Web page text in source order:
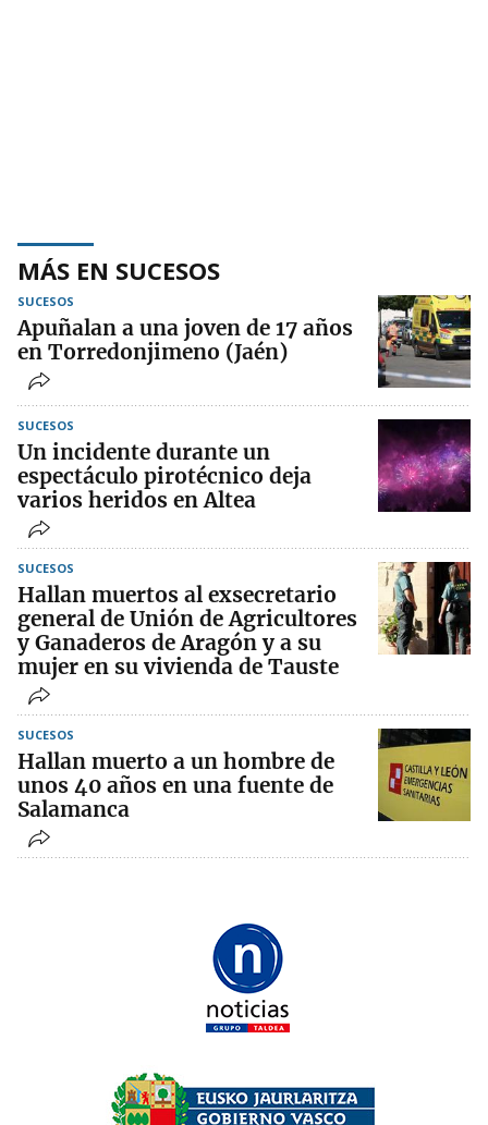
MÁS EN SUCESOS
SUCESOS
Apuñalan a una joven de 17 años
en Torredonjimeno (Jaén)
SUCESOS
Un incidente durante un
espectáculo pirotécnico deja
varios heridos en Altea
SUCESOS
Hallan muertos al exsecretario
general de Unión de Agricultores
y Ganaderos de Aragón y a su
mujer en su vivienda de Tauste
SUCESOS
Hallan muerto a un hombre de
unos 40 años en una fuente de
Salamanca